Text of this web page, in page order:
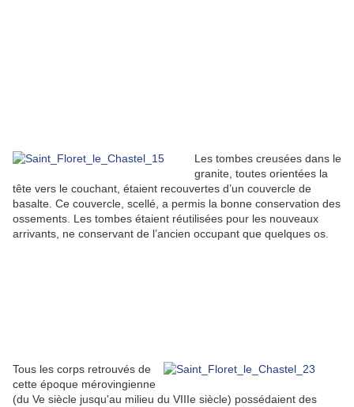
Les tombes creusées dans le
granite, toutes orientées la
tête vers le couchant, étaient recouvertes d’un couvercle de
basalte. Ce couvercle, scellé, a permis la bonne conservation des
ossements. Les tombes étaient réutilisées pour les nouveaux
arrivants, ne conservant de l’ancien occupant que quelques os.
Tous les corps retrouvés de
cette époque mérovingienne
(du Ve siècle jusqu'au milieu du VIIIe siècle) possédaient des